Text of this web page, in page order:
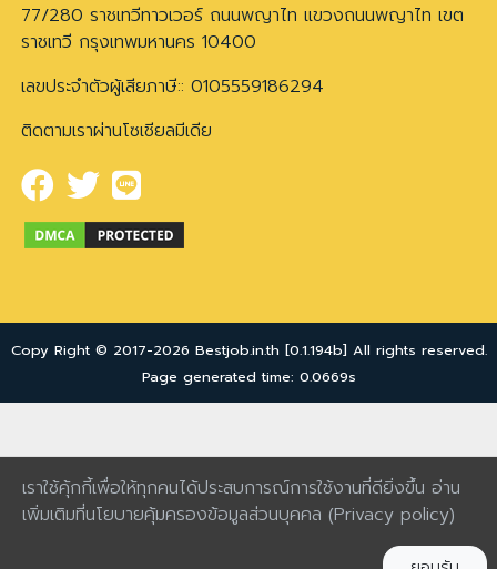
เราใช้คุ้กกี้เพื่อให้ทุกคนได้ประสบการณ์การใช้งานที่ดียิ่งขึ้น อ่าน
เพิ่มเติมที่นโยบายคุ้มครองข้อมูลส่วนบุคคล (Privacy policy)
77/280 ราชเทวีทาวเวอร์ ถนนพญาไท แขวงถนนพญาไท เขต
ราชเทวี กรุงเทพมหานคร 10400
เลขประจำตัวผู้เสียภาษี:: 0105559186294
ติดตามเราผ่านโซเชียลมีเดีย
Copy Right © 2017-2026 Bestjob.in.th [0.1.194b] All rights reserved.
Page generated time: 0.0669s